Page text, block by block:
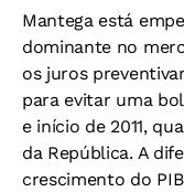
Mantega está
dominante no
os juros
para evitar uma
e início de 2011,
da República. A
crescimento do